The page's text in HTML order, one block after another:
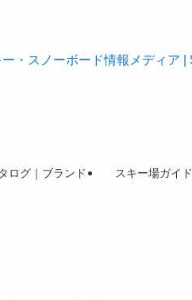
ログ｜ブランド スキー場ガイド